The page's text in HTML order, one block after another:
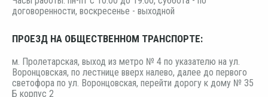
договоренности, воскресенье - выходной
ПРОЕЗД НА ОБЩЕСТВЕННОМ ТРАНСПОРТЕ:
м. Пролетарская, выход из метро № 4 по указателю на ул.
Воронцовская, по лестнице вверх налево, далее до первого
светофора по ул. Воронцовская, перейти дорогу к дому № 35
Б корпус 2